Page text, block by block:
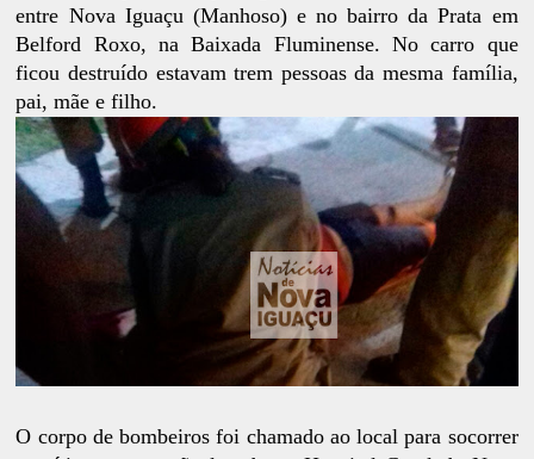
entre Nova Iguaçu (Manhoso) e no bairro da Prata em
Belford Roxo, na Baixada Fluminense. No carro que
ficou destruído estavam trem pessoas da mesma família,
pai, mãe e filho.
O corpo de bombeiros foi chamado ao local para socorrer